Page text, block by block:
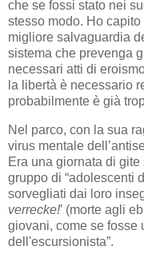
che se fossi stato nei
stesso modo. Ho
migliore salvaguardia
sistema che prevenga
necessari atti di
la libertà è necessario
probabilmente è già
Nel parco, con la sua
virus mentale
Era una giornata di
gruppo di “adolescenti
sorvegliati dai loro
verrecke!’ (morte agli
giovani, come se fosse
dell'escursionista”.